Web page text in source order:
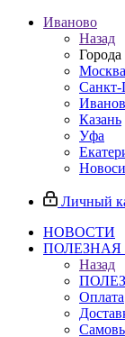
Иваново
Назад
Города
Москва
Санкт-
Казань
Уфа
Личный
НОВОСТИ
Назад
Оплата